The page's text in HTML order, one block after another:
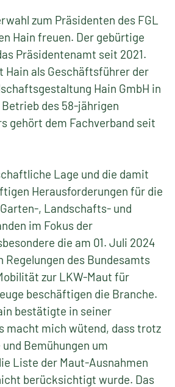
zum Präsidenten des FGL
Hain freuen. Der gebürtige
Präsidentenamt seit 2021.
Hain als Geschäftsführer der
Hain GmbH in
des 58-jährigen
gehört dem Fachverband seit
Lage und die damit
Herausforderungen für die
, Landschafts- und
im Fokus der
die am 01. Juli 2024
des Bundesamts
zur LKW-Maut für
beschäftigen die Branche.
bestätigte in seiner
macht mich wütend, dass trotz
Bemühungen um
Liste der Maut-Ausnahmen
berücksichtigt wurde. Das